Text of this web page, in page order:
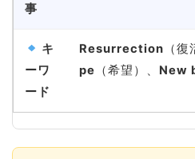
事
キ
ーワ
ード
Resurrection （復
pe （希望）、 New